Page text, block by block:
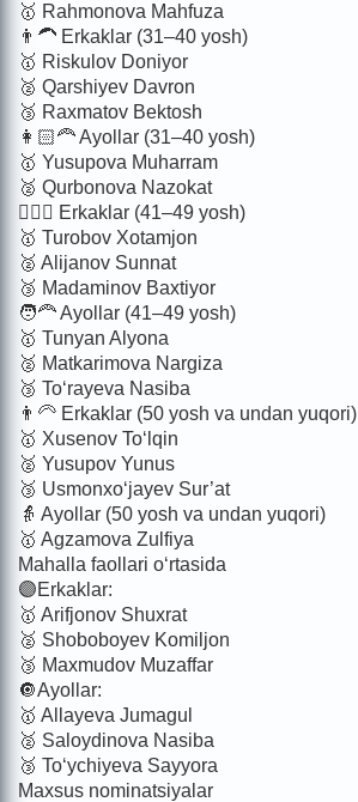
🥇 Rahmonova Mahfuza
👨‍🦱 Erkaklar (31–40 yosh)
🥇 Riskulov Doniyor
🥈 Qarshiyev Davron
🥉 Raxmatov Bektosh
👩🏻‍🦰 Ayollar (31–40 yosh)
🥇 Yusupova Muharram
🥈 Qurbonova Nazokat
👱🏻‍♂️ Erkaklar (41–49 yosh)
🥇 Turobov Xotamjon
🥈 Alijanov Sunnat
🥉 Madaminov Baxtiyor
🧑‍🦰 Ayollar (41–49 yosh)
🥇 Tunyan Alyona
🥈 Matkarimova Nargiza
🥉 To‘rayeva Nasiba
👨‍🦳 Erkaklar (50 yosh va undan yuqori)
🥇 Xusenov To‘lqin
🥈 Yusupov Yunus
🥉 Usmonxo‘jayev Sur’at
👵 Ayollar (50 yosh va undan yuqori)
🥇 Agzamova Zulfiya
Mahalla faollari o‘rtasida
🟣Erkaklar:
🥇 Arifjonov Shuxrat
🥈 Shoboboyev Komiljon
🥉 Maxmudov Muzaffar
🔘Ayollar:
🥇 Allayeva Jumagul
🥈 Saloydinova Nasiba
🥉 To‘ychiyeva Sayyora
Maxsus nominatsiyalar